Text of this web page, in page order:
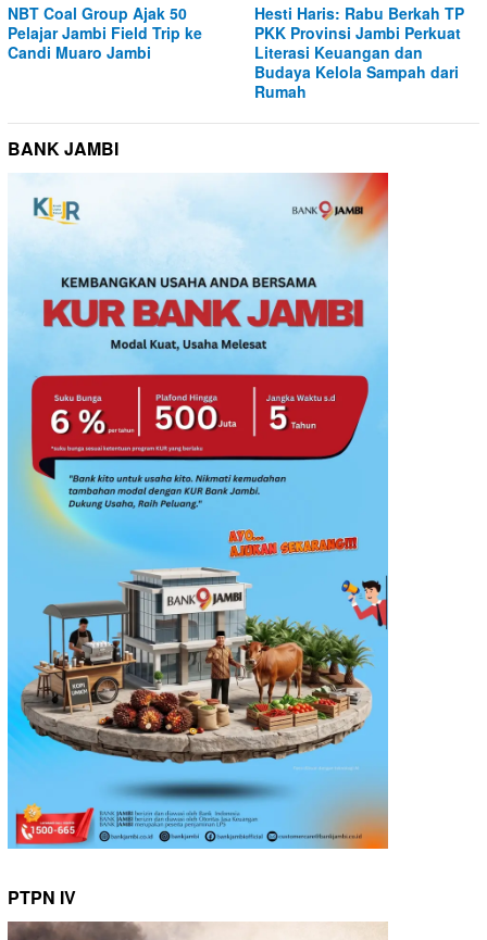
NBT Coal Group Ajak 50
Pelajar Jambi Field Trip ke
Candi Muaro Jambi
Hesti Haris: Rabu Berkah TP
PKK Provinsi Jambi Perkuat
Literasi Keuangan dan
Budaya Kelola Sampah dari
Rumah
BANK JAMBI
PTPN IV